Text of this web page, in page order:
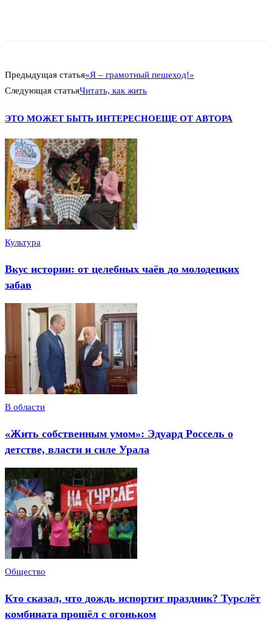
Предыдущая статья«Я – грамотный пешеход!»
Следующая статьяЧитать, как жить
ЭТО МОЖЕТ БЫТЬ ИНТЕРЕСНОЕЩЕ ОТ АВТОРА
Культура
Вкус истории: от целебных чаёв до молодецких
забав
В области
«Жить собственным умом»: Эдуард Россель о
детстве, власти и силе Урала
Общество
Кто сказал, что дождь испортит праздник? Турслёт
комбината прошёл с огоньком